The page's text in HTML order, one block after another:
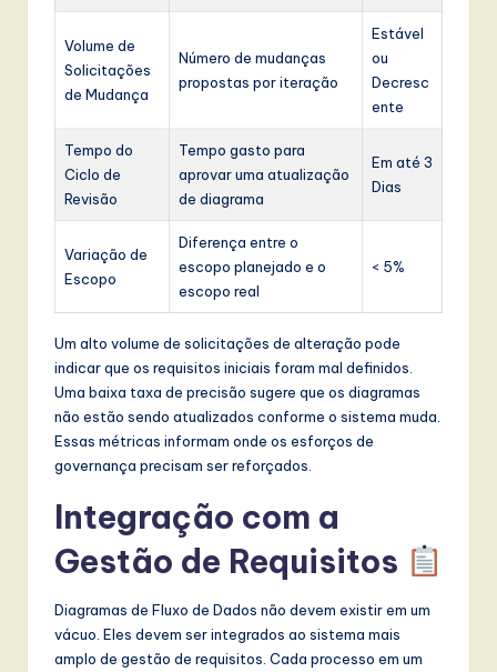
Volume de
Solicitações
de Mudança
Número de mudanças
propostas por iteração
Estável
ou
Decresc
ente
Tempo do
Ciclo de
Revisão
Tempo gasto para
aprovar uma atualização
de diagrama
Em até 3
Dias
Variação de
Escopo
Diferença entre o
escopo planejado e o
escopo real
< 5%
Um alto volume de solicitações de alteração pode
indicar que os requisitos iniciais foram mal definidos.
Uma baixa taxa de precisão sugere que os diagramas
não estão sendo atualizados conforme o sistema muda.
Essas métricas informam onde os esforços de
governança precisam ser reforçados.
Integração com a
Gestão de Requisitos
Diagramas de Fluxo de Dados não devem existir em um
vácuo. Eles devem ser integrados ao sistema mais
amplo de gestão de requisitos. Cada processo em um